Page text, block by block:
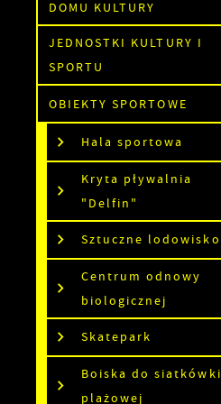
DOMU KULTURY
JEDNOSTKI KULTURY I
SPORTU
OBIEKTY SPORTOWE
Hala sportowa
Kryta pływalnia
"Delfin"
Sztuczne lodowisko
Centrum odnowy
biologicznej
Skatepark
Boiska do siatkówki
plażowej